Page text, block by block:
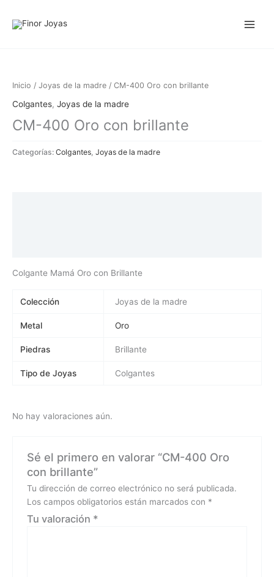
Inicio / Joyas de la madre / CM-400 Oro con brillante
Colgantes, Joyas de la madre
CM-400 Oro con brillante
Categorías: Colgantes Joyas de la madre
Colgante Mamá Oro con Brillante
Colección Joyas de la madre
Metal Oro
Piedras Brillante
Tipo de Joyas Colgantes
No hay valoraciones aún.
Sé el primero en valorar “CM-400 Oro
con brillante”
Tu dirección de correo electrónico no será publicada.
Los campos obligatorios están marcados con *
Tu valoración *